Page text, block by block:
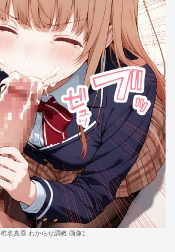
椎名真昼 わからせ調教 画像1